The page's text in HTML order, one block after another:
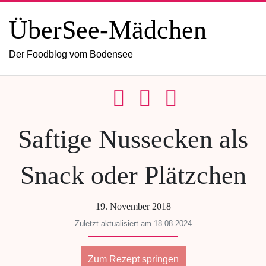
ÜberSee-Mädchen
Der Foodblog vom Bodensee
Saftige Nussecken als
Snack oder Plätzchen
19. November 2018
Zuletzt aktualisiert am 18.08.2024
Zum Rezept springen